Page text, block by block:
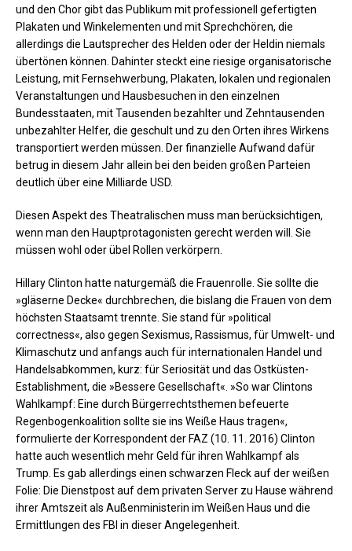
und den Chor gibt das Publikum mit professionell gefertigten
Plakaten und Winkelementen und mit Sprechchören, die
allerdings die Lautsprecher des Helden oder der Heldin niemals
übertönen können. Dahinter steckt eine riesige organisatorische
Leistung, mit Fernsehwerbung, Plakaten, lokalen und regionalen
Veranstaltungen und Hausbesuchen in den einzelnen
Bundesstaaten, mit Tausenden bezahlter und Zehntausenden
unbezahlter Helfer, die geschult und zu den Orten ihres Wirkens
transportiert werden müssen. Der finanzielle Aufwand dafür
betrug in diesem Jahr allein bei den beiden großen Parteien
deutlich über eine Milliarde USD.
Diesen Aspekt des Theatralischen muss man berücksichtigen,
wenn man den Hauptprotagonisten gerecht werden will. Sie
müssen wohl oder übel Rollen verkörpern.
Hillary Clinton hatte naturgemäß die Frauenrolle. Sie sollte die
»gläserne Decke« durchbrechen, die bislang die Frauen von dem
höchsten Staatsamt trennte. Sie stand für »political
correctness«, also gegen Sexismus, Rassismus, für Umwelt- und
Klimaschutz und anfangs auch für internationalen Handel und
Handelsabkommen, kurz: für Seriosität und das Ostküsten-
Establishment, die »Bessere Gesellschaft«. »So war Clintons
Wahlkampf: Eine durch Bürgerrechtsthemen befeuerte
Regenbogenkoalition sollte sie ins Weiße Haus tragen«,
formulierte der Korrespondent der FAZ (10. 11. 2016) Clinton
hatte auch wesentlich mehr Geld für ihren Wahlkampf als
Trump. Es gab allerdings einen schwarzen Fleck auf der weißen
Folie: Die Dienstpost auf dem privaten Server zu Hause während
ihrer Amtszeit als Außenministerin im Weißen Haus und die
Ermittlungen des FBI in dieser Angelegenheit.